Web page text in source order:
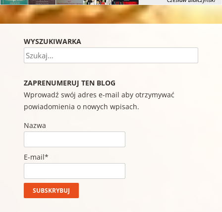
WYSZUKIWARKA
Szukaj
ZAPRENUMERUJ TEN BLOG
Wprowadź swój adres e-mail aby otrzymywać
powiadomienia o nowych wpisach.
Nazwa
E-mail*